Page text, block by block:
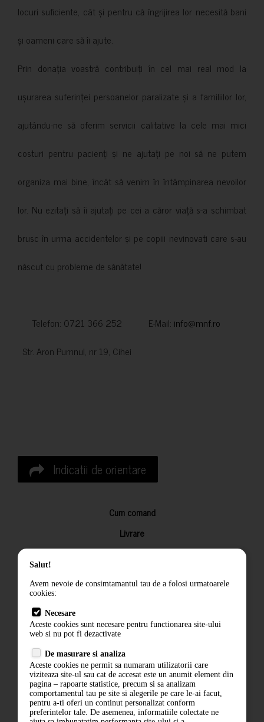
locuri suficiente, cât și pentru că îngrijirea lor necesită bani
și oameni care să îi ajute.
Prin donația voastră contribuiți în cel mai real mod la
ușurarea suferinței persoanelor paralizate și a familiilor lor,
ajutându-ne să oferim servicii calitative la cele mai mici
costuri pentru pacienți și ne ajutați pe noi să ne putem
organiza mai bine, încât să venim în întâmpinarea nevoilor
lor. Nu ezitați să îi ajutați pe cei a căror viață s-a schimbat
brusc în urma accidentelor și pe copiii nevinovati care s-au
născut cu probleme de sănătate!
Telefon: 0721 366 252 E-Mail: info@mnf.ro
Str. Aron Pumnul, nr 19, Cihei
Indicatii de orientare
Cum comand
Livrare
Returnarea produselor
Termeni si conditii
Politica de confidentialitate
ANPC
Salut!
Avem nevoie de consimtamantul tau de a folosi urmatoarele
cookies:
Necesare
Aceste cookies sunt necesare pentru functionarea site-ului
web si nu pot fi dezactivate
De masurare si analiza
Aceste cookies ne permit sa numaram utilizatorii care
viziteaza site-ul sau cat de accesat este un anumit element din
pagina – rapoarte statistice, precum si sa analizam
comportamentul tau pe site si alegerile pe care le-ai facut,
pentru a-ti oferi un continut personalizat conform
preferintelor tale. De asemenea, informatiile colectate ne